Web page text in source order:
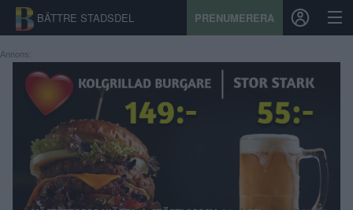
BÄTTRE STADSDEL PRENUMERERA
START
STADSDEL
PRENUMERATION
SPORT
Annons: